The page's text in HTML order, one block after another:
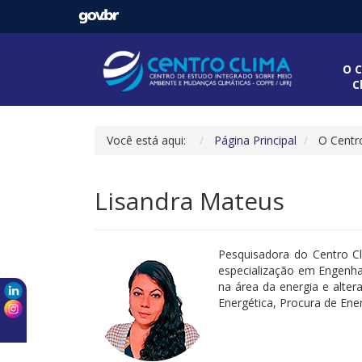
O
Você está aqui: Página Principal O
Lisandra Mateus
Pesquisadora do Centro
especialização em
na área da energia e
Energética, Procura de